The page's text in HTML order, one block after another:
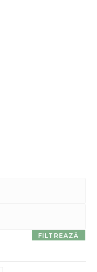
FILTREAZĂ